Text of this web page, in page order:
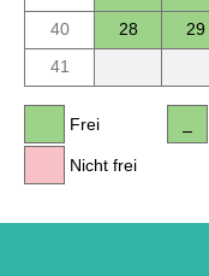
40
28 29
41
Frei
Nicht frei